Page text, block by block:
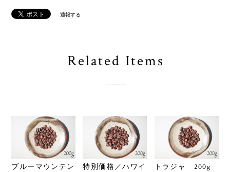
通報する
Related Items
ブルーマウンテン
特別価格／ハワイ
トラジャ 200g